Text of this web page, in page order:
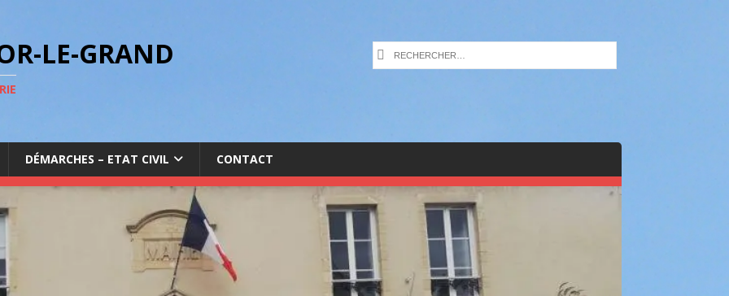
LE-GRAND
DÉMARCHES – ETAT CIVIL CONTACT